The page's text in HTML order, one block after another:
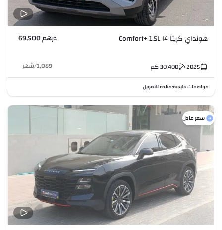
هونداي كريتا Comfort+ 1.5L I4 درهم 69,500
2025
30,400كم 1,089
/شهر
مواصفات خليجية•متاحة للتمويل
سعر عادل